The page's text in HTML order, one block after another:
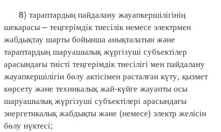
8) тараптардың пайдалану жауапкершілігінің
шекарасы – теңгерімдік тиесілік немесе электрмен
жабдықтау шарты бойынша анықталатын және
тараптардың шаруашылық жүргізуші субъектілер
арасындағы тиісті теңгерімдік тиесілігі мен пайдалану
жауапкершілігін бөлу актісімен расталған күту, қызмет
көрсету және техникалық жай-күйге жауапты осы
шаруашылық жүргізуші субъектілері арасындағы
энергетикалық жабдықты және (немесе) электр желісін
бөлу нүктесі;